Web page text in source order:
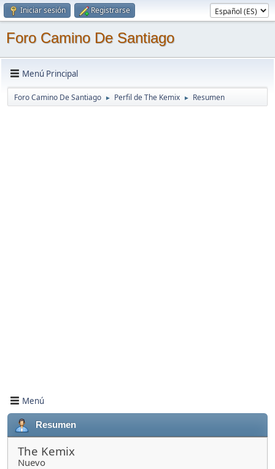
Iniciar sesión Registrarse
Foro Camino De Santiago
Menú Principal
Foro Camino De Santiago ► Perfil de The Kemix ► Resumen
Menú
Resumen
The Kemix
Nuevo